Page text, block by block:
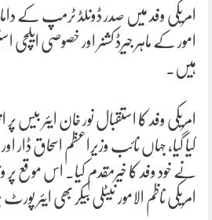
امریکی وفد میں صدر ڈونلڈ ٹرمپ کے
امور کے ماہر جیرڈ کشنر اور خصوصی ایلچی
ہیں۔
امریکی وفد کا استقبال نور خان ایئر بیس
کیا گیا، جہاں نائب وزیراعظم اسحاق ڈار
نے خود وفد کا خیرمقدم کیا۔ اس موقع پر
امریکی ناظم الامور نیٹلی بیکر بھی ایئر